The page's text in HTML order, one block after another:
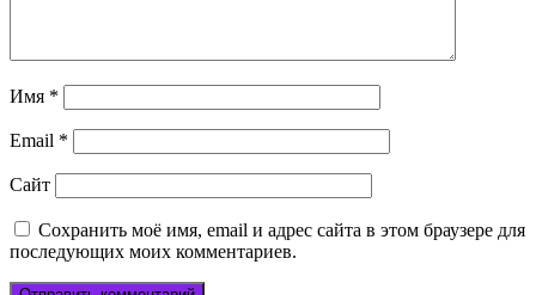
Имя *
Email *
Сайт
Сохранить моё имя, email и адрес сайта в этом браузере для
последующих моих комментариев.